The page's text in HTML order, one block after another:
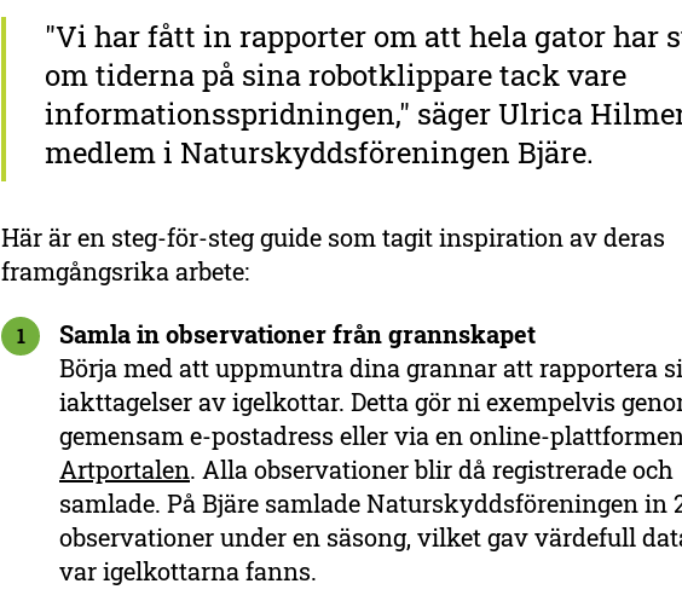
"Vi har fått in rapporter om att hela gator har
om tiderna på sina robotklippare tack vare
informationsspridningen," säger Ulrica
medlem i Naturskyddsföreningen Bjäre.
Här är en steg-för-steg guide som tagit inspiration av deras
framgångsrika arbete:
1
Samla in observationer från grannskapet
Börja med att uppmuntra dina grannar att rapportera
iakttagelser av igelkottar. Detta gör ni exempelvis
gemensam e-postadress eller via en online-
Artportalen. Alla observationer blir då registrerade och
samlade. På Bjäre samlade Naturskyddsföreningen in
observationer under en säsong, vilket gav värdefull
var igelkottarna fanns.